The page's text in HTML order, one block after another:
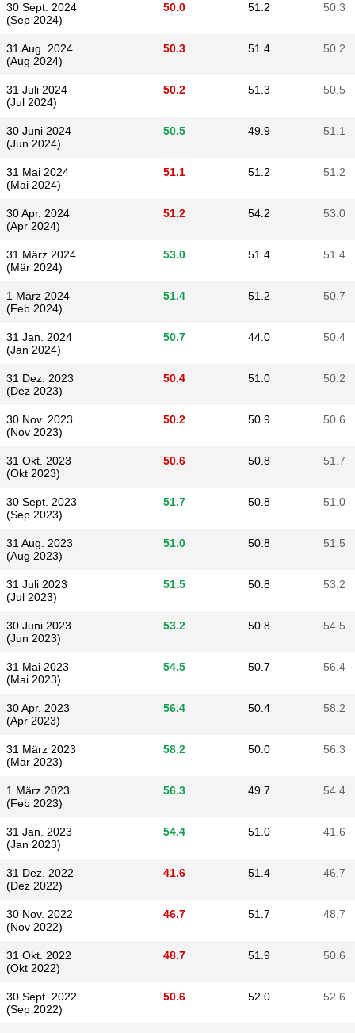
30 Sept. 2024
(Sep 2024)
50.0 51.2 50.3
31 Aug. 2024
(Aug 2024)
50.3 51.4 50.2
31 Juli 2024
(Jul 2024)
50.2 51.3 50.5
30 Juni 2024
(Jun 2024)
50.5 49.9 51.1
31 Mai 2024
(Mai 2024)
51.1 51.2 51.2
30 Apr. 2024
(Apr 2024)
51.2 54.2 53.0
31 März 2024
(Mär 2024)
53.0 51.4 51.4
1 März 2024
(Feb 2024)
51.4 51.2 50.7
31 Jan. 2024
(Jan 2024)
50.7 44.0 50.4
31 Dez. 2023
(Dez 2023)
50.4 51.0 50.2
30 Nov. 2023
(Nov 2023)
50.2 50.9 50.6
31 Okt. 2023
(Okt 2023)
50.6 50.8 51.7
30 Sept. 2023
(Sep 2023)
51.7 50.8 51.0
31 Aug. 2023
(Aug 2023)
51.0 50.8 51.5
31 Juli 2023
(Jul 2023)
51.5 50.8 53.2
30 Juni 2023
(Jun 2023)
53.2 50.8 54.5
31 Mai 2023
(Mai 2023)
54.5 50.7 56.4
30 Apr. 2023
(Apr 2023)
56.4 50.4 58.2
31 März 2023
(Mär 2023)
58.2 50.0 56.3
1 März 2023
(Feb 2023)
56.3 49.7 54.4
31 Jan. 2023
(Jan 2023)
54.4 51.0 41.6
31 Dez. 2022
(Dez 2022)
41.6 51.4 46.7
30 Nov. 2022
(Nov 2022)
46.7 51.7 48.7
31 Okt. 2022
(Okt 2022)
48.7 51.9 50.6
30 Sept. 2022
(Sep 2022)
50.6 52.0 52.6